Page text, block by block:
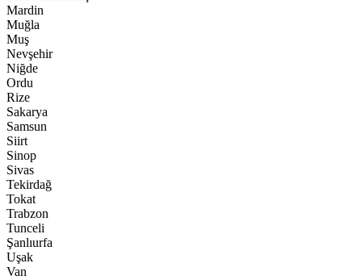
Mardin
Muğla
Muş
Nevşehir
Niğde
Ordu
Rize
Sakarya
Samsun
Siirt
Sinop
Sivas
Tekirdağ
Tokat
Trabzon
Tunceli
Şanlıurfa
Uşak
Van